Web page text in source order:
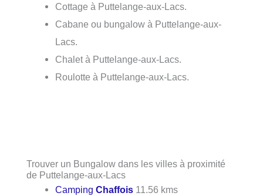
Cottage à Puttelange-aux-Lacs.
Cabane ou bungalow à Puttelange-aux-
Lacs.
Chalet à Puttelange-aux-Lacs.
Roulotte à Puttelange-aux-Lacs.
Trouver un Bungalow dans les villes à proximité
de Puttelange-aux-Lacs
CampingChaffois 11.56 kms